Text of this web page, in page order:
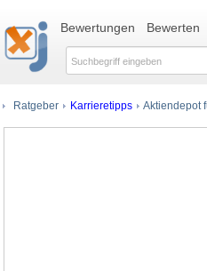
Bewertungen Bewerten
Ratgeber Karrieretipps Aktiendepot